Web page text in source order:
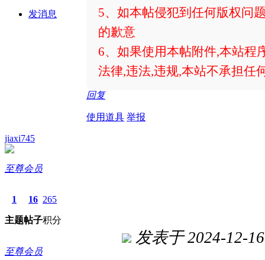
发消息
5、如本帖侵犯到任何版权问
的歉意
6、如果使用本帖附件,本站程
法律,违法,违规,本站不承担任
回复
使用道具 举报
jiaxi745
至尊会员
1
主题
16
帖子
265
积分
至尊会员
发表于 2024-12-